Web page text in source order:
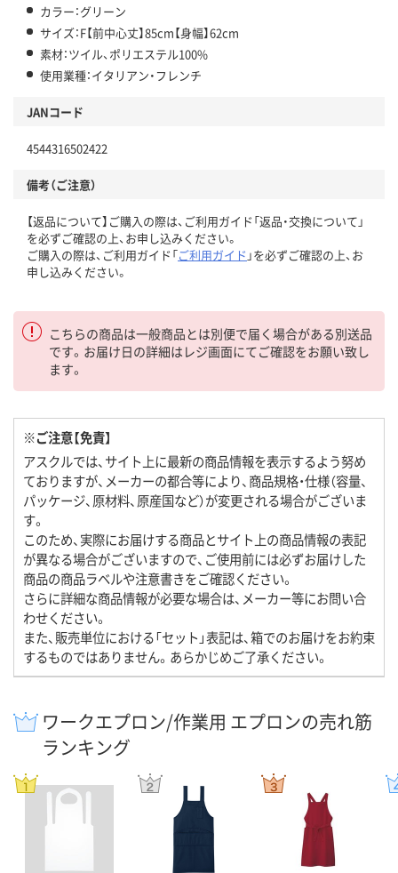
カラー：グリーン
サイズ：F【前中心丈】85cm【身幅】62cm
素材：ツイル、ポリエステル100%
使用業種：イタリアン・フレンチ
JANコード
4544316502422
備考（ご注意）
【返品について】ご購入の際は、ご利用ガイド「返品・交換について」
を必ずご確認の上、お申し込みください。
ご購入の際は、ご利用ガイド「ご利用ガイド 」を必ずご確認の上、お
申し込みください。
こちらの商品は一般商品とは別便で届く場合がある別送品
です。お届け日の詳細はレジ画面にてご確認をお願い致し
ます。
※ご注意【免責】
アスクルでは、サイト上に最新の商品情報を表示するよう努め
ておりますが、メーカーの都合等により、商品規格・仕様（容量、
パッケージ、原材料、原産国など）が変更される場合がございま
す。
このため、実際にお届けする商品とサイト上の商品情報の表記
が異なる場合がございますので、ご使用前には必ずお届けした
商品の商品ラベルや注意書きをご確認ください。
さらに詳細な商品情報が必要な場合は、メーカー等にお問い合
わせください。
また、販売単位における「セット」表記は、箱でのお届けをお約束
するものではありません。あらかじめご了承ください。
ワークエプロン/作業用 エプロンの売れ筋
ランキング